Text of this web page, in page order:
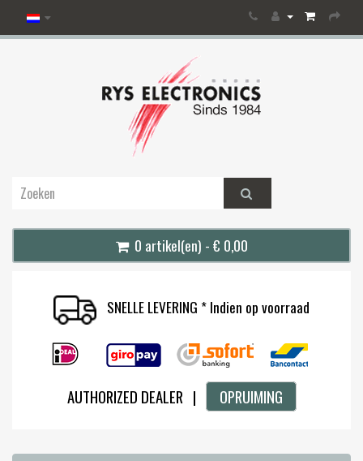
0 artikel(en) - € 0,00
SNELLE LEVERING * Indien op voorraad
AUTHORIZED DEALER | OPRUIMING